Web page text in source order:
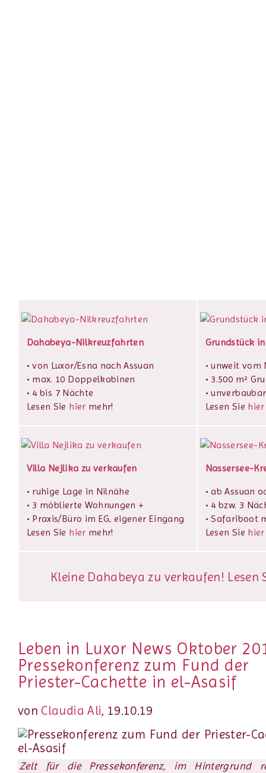
Dahabeya-Nilkreuzfahrten
• von Luxor/Esna nach Assuan
• max. 10 Doppelkabinen
• 4 bis 7 Nächte
Lesen Sie hier mehr!
Grundstück
• unweit vom
• 3.500 m²
•
Lesen Sie hier
Villa Nejlika zu verkaufen
• ruhige Lage in Nilnähe
• 3 möblierte Wohnungen +
• Praxis/Büro im EG, eigener Eingang
Lesen Sie hier mehr!
Nassersee-
• ab Assuan
• 4 bzw. 3
• Safariboot
Lesen Sie hier
Kleine Dahabeya zu verkaufen! Lesen
Leben in Luxor News Oktober
Pressekonferenz zum Fund der
Priester-Cachette in el-Asasif
von Claudia Ali, 19.10.19
Zelt für die Pressekonferenz, im Hintergrund